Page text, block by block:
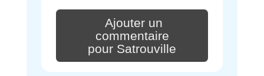
Ajouter un
commentaire
pour Satrouville